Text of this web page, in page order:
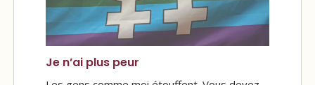
Je n’ai plus peur